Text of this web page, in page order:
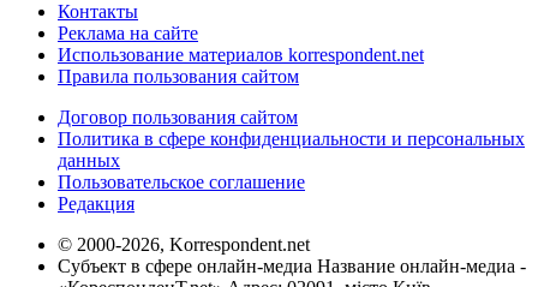
Контакты
Реклама на сайте
Использование материалов korrespondent.net
Правила пользования сайтом
Договор пользования сайтом
Политика в сфере конфиденциальности и персональных
данных
Пользовательское соглашение
Редакция
© 2000-2026, Korrespondent.net
Субъект в сфере онлайн-медиа Название онлайн-медиа -